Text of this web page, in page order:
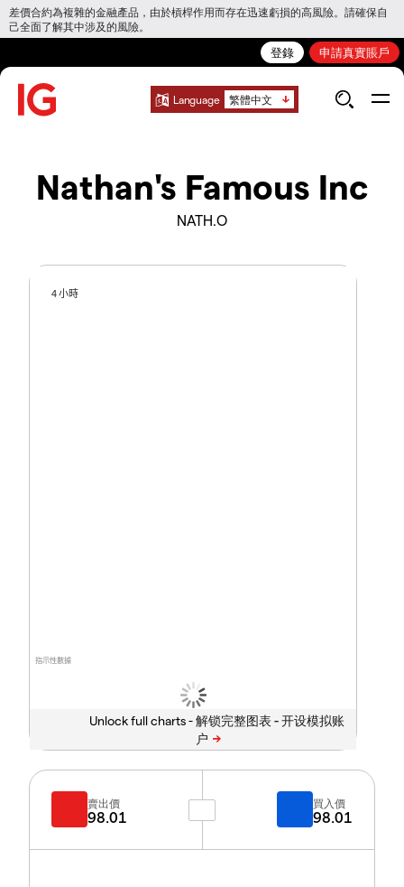
差價合約為複雜的金融產品，由於槓桿作用而存在迅速虧損的高風險。請確保自
己全面了解其中涉及的風險。
登錄 申請真實賬戶
Language 繁體中文
Nathan's Famous Inc
NATH.O
指示性數據
4 小時
Unlock full charts -
賣出價
98.01
買入價
98.01